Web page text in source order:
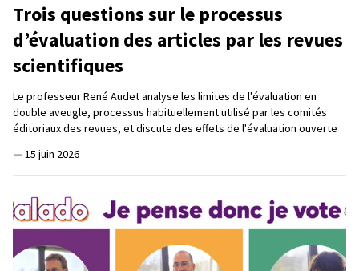
Trois questions sur le processus
d’évaluation des articles par les revues
scientifiques
Le professeur René Audet analyse les limites de l'évaluation en
double aveugle, processus habituellement utilisé par les comités
éditoriaux des revues, et discute des effets de l'évaluation ouverte
— 15 juin 2026